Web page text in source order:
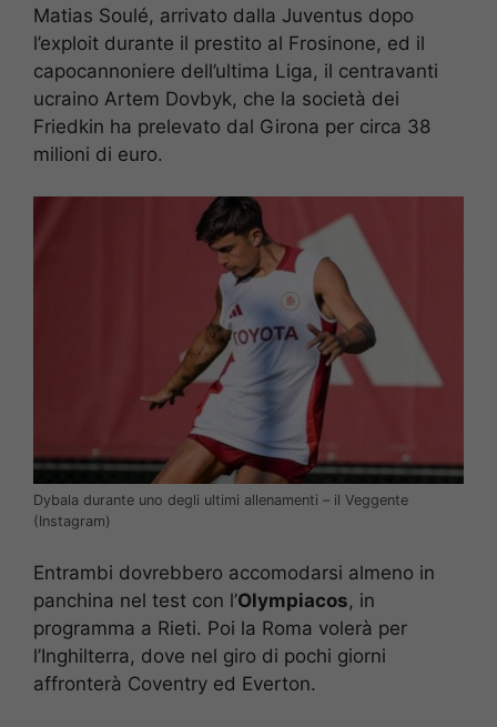
Matias Soulé, arrivato dalla Juventus dopo
l’exploit durante il prestito al Frosinone, ed il
capocannoniere dell’ultima Liga, il centravanti
ucraino Artem Dovbyk, che la società dei
Friedkin ha prelevato dal Girona per circa 38
milioni di euro.
Dybala durante uno degli ultimi allenamenti – il Veggente
(Instagram)
Entrambi dovrebbero accomodarsi almeno in
panchina nel test con l’Olympiacos, in
programma a Rieti. Poi la Roma volerà per
l’Inghilterra, dove nel giro di pochi giorni
affronterà Coventry ed Everton.